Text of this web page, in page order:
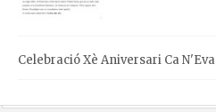
Celebració Xè Aniversari Ca N'Eva